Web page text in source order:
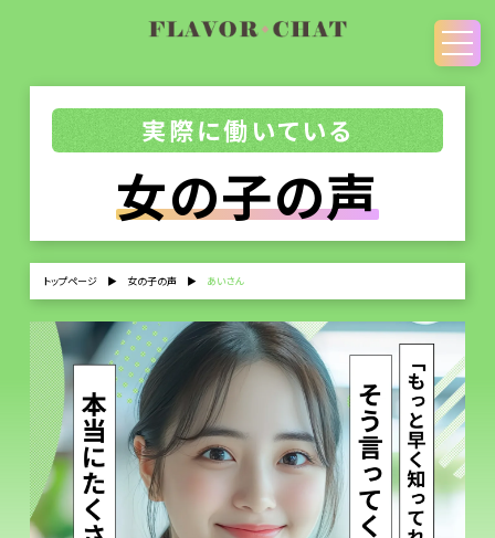
実際に働いている
女の子の声
トップページ▶ 女の子の声▶ あいさん